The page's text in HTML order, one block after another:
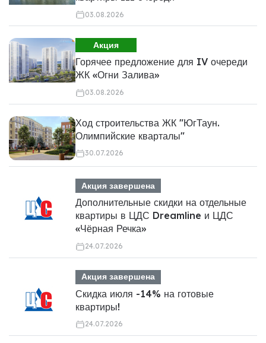
03.08.2026
Акция
Горячее предложение для IV очереди
ЖК «Огни Залива»
03.08.2026
Ход строительства ЖК "ЮгТаун.
Олимпийские кварталы"
30.07.2026
Акция завершена
Дополнительные скидки на отдельные
квартиры в ЦДС Dreamline и ЦДС
«Чёрная Речка»
24.07.2026
Акция завершена
Скидка июля -14% на готовые
квартиры!
24.07.2026